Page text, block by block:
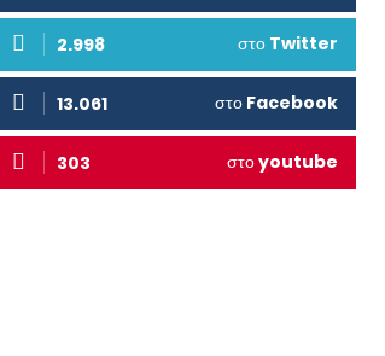
2.998 στο Twitter
13.061 στο Facebook
303 στοyoutube